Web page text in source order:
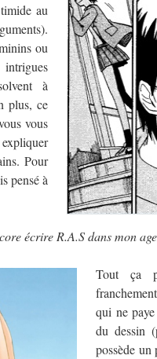
au
ou
à
plus, ce
vous
Pour
pensé à
écrire R.A.S dans mon
Tout ça
qui ne
du dessin
possède un